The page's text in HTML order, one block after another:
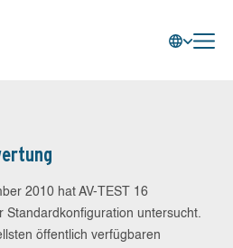
2010 hat AV-TEST 16
Standardkonfiguration untersucht.
öffentlich verfügbaren